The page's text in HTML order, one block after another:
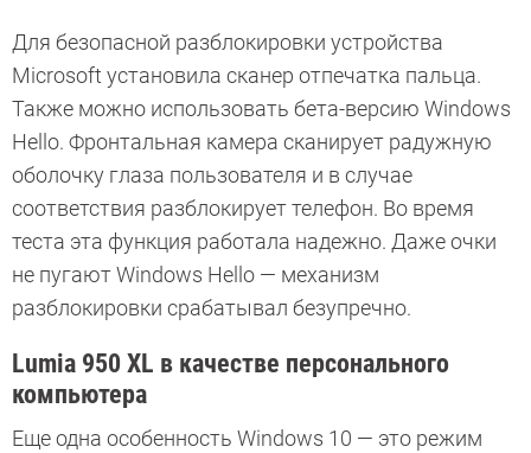
Для безопасной разблокировки устройства
Microsoft установила сканер отпечатка пальца.
Также можно использовать бета-версию Windows
Hello. Фронтальная камера сканирует радужную
оболочку глаза пользователя и в случае
соответствия разблокирует телефон. Во время
теста эта функция работала надежно. Даже очки
не пугают Windows Hello — механизм
разблокировки срабатывал безупречно.
Lumia 950 XL в качестве персонального
компьютера
Еще одна особенность Windows 10 — это режим